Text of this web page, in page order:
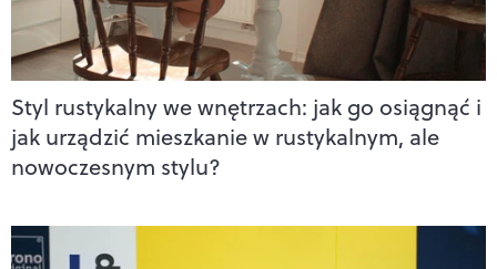
Styl rustykalny we wnętrzach: jak go osiągnąć i
jak urządzić mieszkanie w rustykalnym, ale
nowoczesnym stylu?